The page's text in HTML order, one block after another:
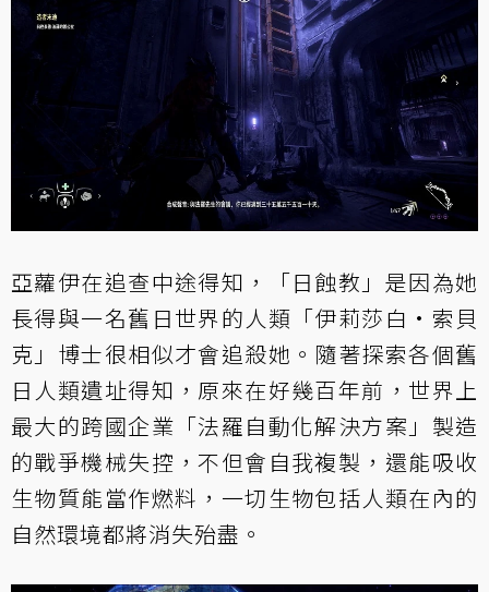
亞蘿伊在追查中途得知，「日蝕教」是因為她
長得與一名舊日世界的人類「伊莉莎白·索貝
克」博士很相似才會追殺她。隨著探索各個舊
日人類遺址得知，原來在好幾百年前，世界上
最大的跨國企業「法羅自動化解決方案」製造
的戰爭機械失控，不但會自我複製，還能吸收
生物質能當作燃料，一切生物包括人類在內的
自然環境都將消失殆盡。